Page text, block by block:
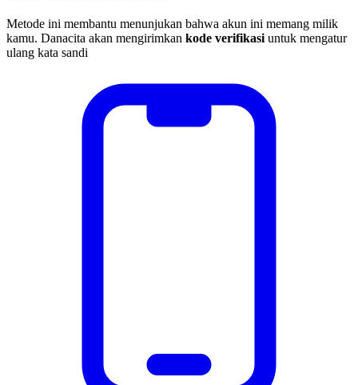
Metode ini membantu menunjukan bahwa akun ini memang milik
kamu. Danacita akan mengirimkan kode verifikasi untuk mengatur
ulang kata sandi